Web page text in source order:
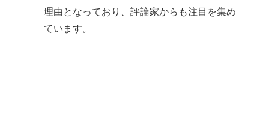
理由となっており、評論家からも注目を集め
ています。